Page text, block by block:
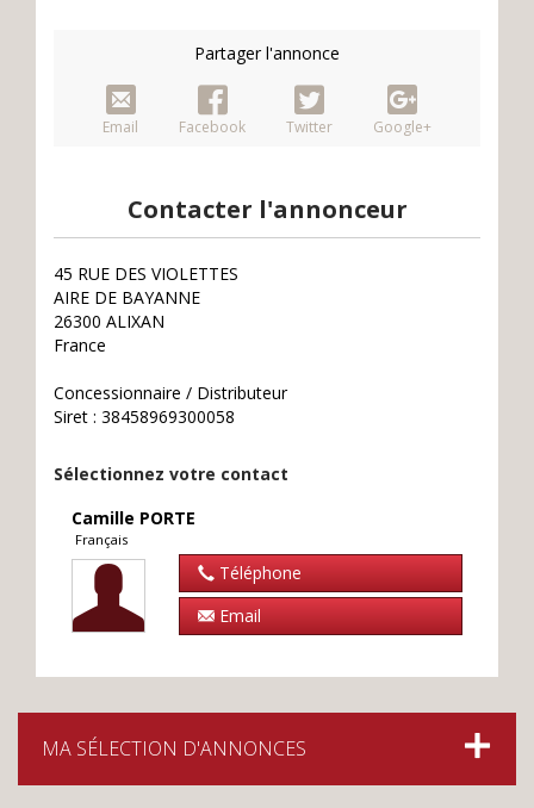
Partager l'annonce
Email Facebook Twitter Google+
Contacter l'annonceur
45 RUE DES VIOLETTES
AIRE DE BAYANNE
26300 ALIXAN
France
Concessionnaire / Distributeur
Siret : 38458969300058
Sélectionnez votre contact
Camille PORTE
Français
Téléphone
Email
MA SÉLECTION D'ANNONCES